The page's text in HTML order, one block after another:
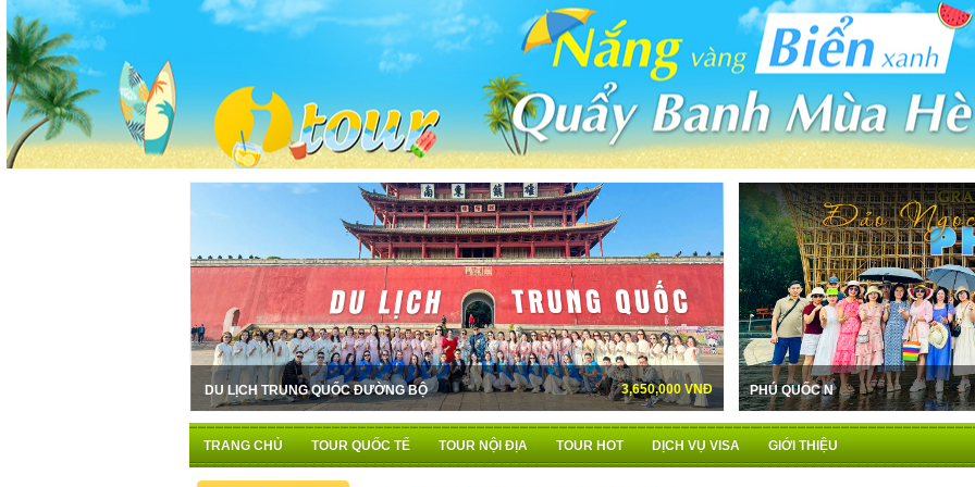
3,650,000 VNĐ THƯỢNG HẢI - HÀNG CHÂU - Ô TRẤN
ĐÀ NẴNG - BÀ NÀ - HỘI AN 4,290,000 VNĐ PHÚ QUỐC N
TRANG CHỦ TOUR QUỐC TẾ TOUR NỘI ĐỊA TOUR HOT DỊCH VỤ VISA GIỚI THIỆU